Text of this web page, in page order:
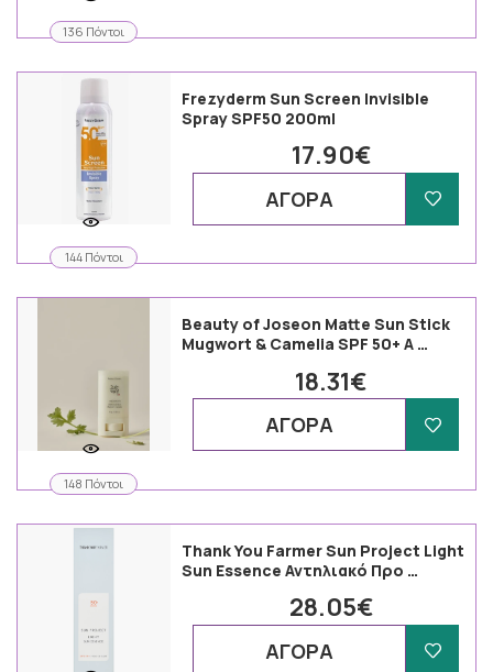
136 Πόντοι
144 Πόντοι
Frezyderm Sun Screen Invisible
Spray SPF50 200ml
17.90€
ΑΓΟΡΑ
148 Πόντοι
Beauty of Joseon Matte Sun Stick
Mugwort & Camelia SPF 50+ Α …
18.31€
ΑΓΟΡΑ
Thank You Farmer Sun Project Light
Sun Essence Αντηλιακό Προ …
28.05€
ΑΓΟΡΑ